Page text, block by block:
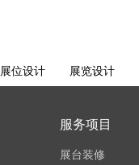
展台装修
服务项目
展位设计 展览设计